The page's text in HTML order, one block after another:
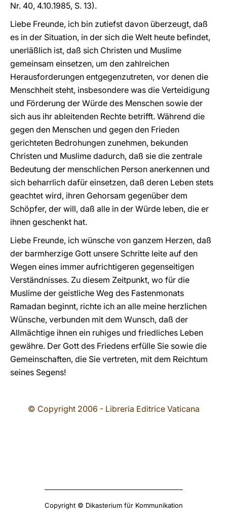
Nr. 40, 4.10.1985, S. 13).
Liebe Freunde, ich bin zutiefst davon überzeugt, daß
es in der Situation, in der sich die Welt heute befindet,
unerläßlich ist, daß sich Christen und Muslime
gemeinsam einsetzen, um den zahlreichen
Herausforderungen entgegenzutreten, vor denen die
Menschheit steht, insbesondere was die Verteidigung
und Förderung der Würde des Menschen sowie der
sich aus ihr ableitenden Rechte betrifft. Während die
gegen den Menschen und gegen den Frieden
gerichteten Bedrohungen zunehmen, bekunden
Christen und Muslime dadurch, daß sie die zentrale
Bedeutung der menschlichen Person anerkennen und
sich beharrlich dafür einsetzen, daß deren Leben stets
geachtet wird, ihren Gehorsam gegenüber dem
Schöpfer, der will, daß alle in der Würde leben, die er
ihnen geschenkt hat.
Liebe Freunde, ich wünsche von ganzem Herzen, daß
der barmherzige Gott unsere Schritte leite auf den
Wegen eines immer aufrichtigeren gegenseitigen
Verständnisses. Zu diesem Zeitpunkt, wo für die
Muslime der geistliche Weg des Fastenmonats
Ramadan beginnt, richte ich an alle meine herzlichen
Wünsche, verbunden mit dem Wunsch, daß der
Allmächtige ihnen ein ruhiges und friedliches Leben
gewähre. Der Gott des Friedens erfülle Sie sowie die
Gemeinschaften, die Sie vertreten, mit dem Reichtum
seines Segens!
© Copyright 2006 - Libreria Editrice Vaticana
Copyright © Dikasterium für Kommunikation